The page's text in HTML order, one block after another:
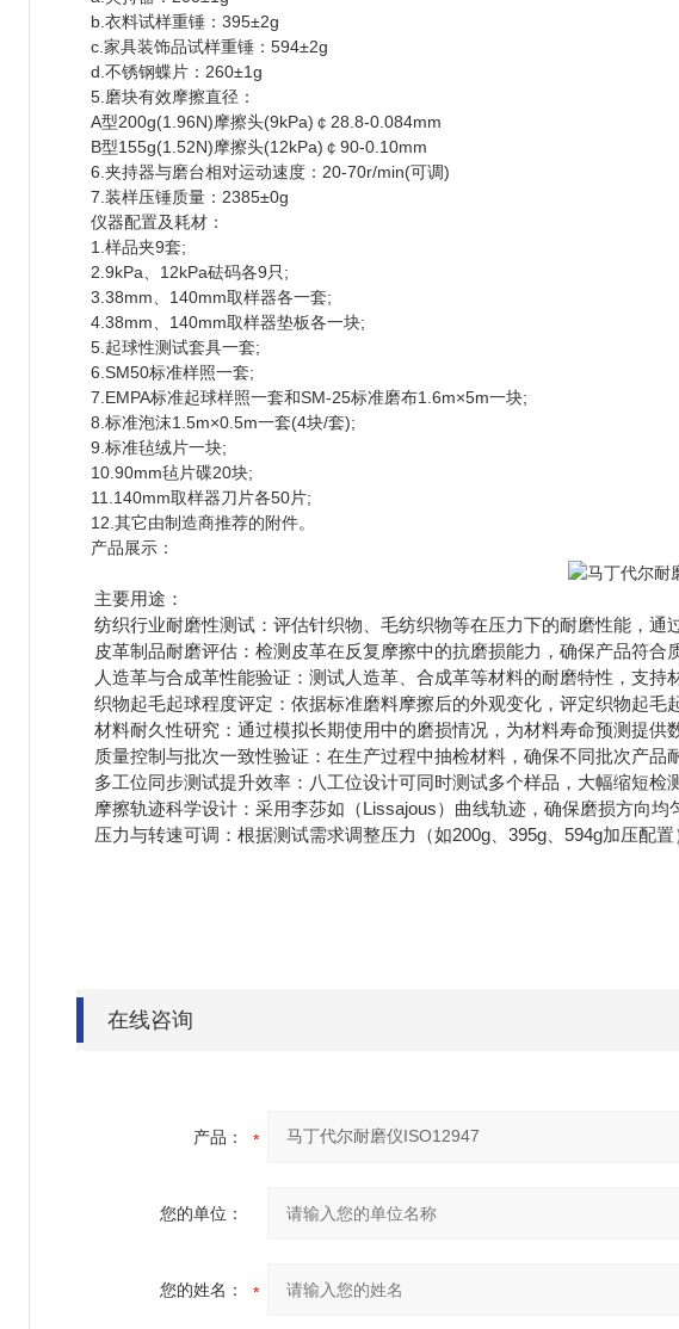
b.衣料试样重锤：395±2g
c.家具装饰品试样重锤：594±2g
d.不锈钢蝶片：260±1g
5.磨块有效摩擦直径：
A型200g(1.96N)摩擦头(9kPa)￠28.8-0.084mm
B型155g(1.52N)摩擦头(12kPa)￠90-0.10mm
6.夹持器与磨台相对运动速度：20-70r/min(可调)
7.装样压锤质量：2385±0g
仪器配置及耗材：
1.样品夹9套;
2.9kPa、12kPa砝码各9只;
3.38mm、140mm取样器各一套;
4.38mm、140mm取样器垫板各一块;
5.起球性测试套具一套;
6.SM50标准样照一套;
7.EMPA标准起球样照一套和SM-25标准磨布1.6m×5m一块;
8.标准泡沫1.5m×0.5m一套(4块/套);
9.标准毡绒片一块;
10.90mm毡片碟20块;
11.140mm取样器刀片各50片;
12.其它由制造商推荐的附件。
产品展示：
主要用途：
纺织行业耐磨性测试：评估针织物、毛纺织物等在压力下的耐磨性能，通
皮革制品耐磨评估：检测皮革在反复摩擦中的抗磨损能力，确保产品符合
人造革与合成革性能验证：测试人造革、合成革等材料的耐磨特性，支持
织物起毛起球程度评定：依据标准磨料摩擦后的外观变化，评定织物起毛
材料耐久性研究：通过模拟长期使用中的磨损情况，为材料寿命预测提供
质量控制与批次一致性验证：在生产过程中抽检材料，确保不同批次产品
多工位同步测试提升效率：八工位设计可同时测试多个样品，大幅缩短检
摩擦轨迹科学设计：采用李莎如（Lissajous）曲线轨迹，确保磨损方向均
压力与转速可调：根据测试需求调整压力（如200g、395g、594g加压配置
在线咨询
产品：
您的单位：
您的姓名：